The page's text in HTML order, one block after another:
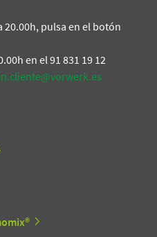
20.00h, pulsa en el botón
en el 91 831 19 12